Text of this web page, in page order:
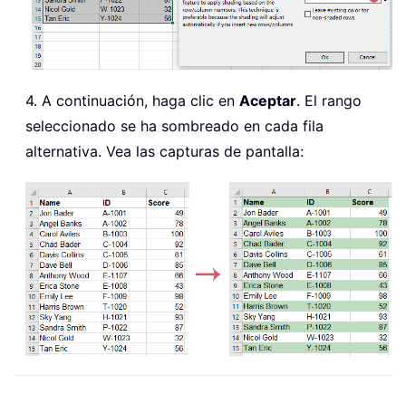
4. A continuación, haga clic en Aceptar. El rango
seleccionado se ha sombreado en cada fila
alternativa. Vea las capturas de pantalla: